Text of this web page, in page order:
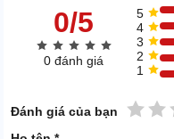
0/5
0 đánh giá
5
4
3
2
1
Đánh giá của bạn 2
1